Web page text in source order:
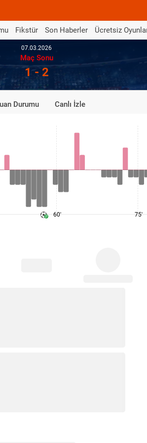
Fikstür Son Haberler Ücretsiz
07.03.2026
Maç Sonu
1 - 2
Durumu Canlı İzle
60' 75'